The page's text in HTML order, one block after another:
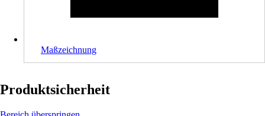
Maßzeichnung
Produktsicherheit